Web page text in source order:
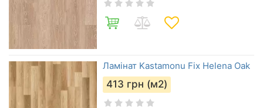
Ламінат Kastamonu Fix Helena Oak
413 грн (м2)